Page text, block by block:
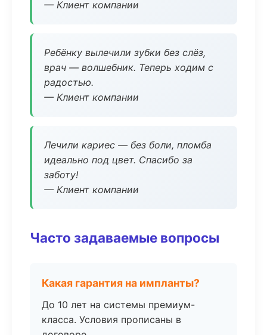
— Клиент компании
Ребёнку вылечили зубки без слёз,
врач — волшебник. Теперь ходим с
радостью.
— Клиент компании
Лечили кариес — без боли, пломба
идеально под цвет. Спасибо за
заботу!
— Клиент компании
Часто задаваемые вопросы
Какая гарантия на импланты?
До 10 лет на системы премиум-
класса. Условия прописаны в